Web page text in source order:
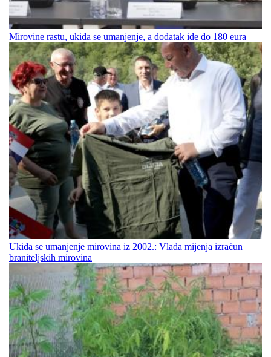
Mirovine rastu, ukida se umanjenje, a dodatak ide do 180 eura
Ukida se umanjenje mirovina iz 2002.: Vlada mijenja izračun
braniteljskih mirovina